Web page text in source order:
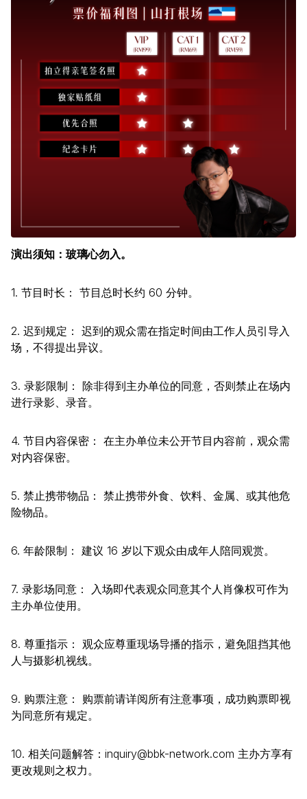
演出须知：玻璃心勿入。
1. 节目时长： 节目总时长约 60 分钟。
2. 迟到规定： 迟到的观众需在指定时间由工作人员引导入
场，不得提出异议。
3. 录影限制： 除非得到主办单位的同意，否则禁止在场内
进行录影、录音。
4. 节目内容保密： 在主办单位未公开节目内容前，观众需
对内容保密。
5. 禁止携带物品： 禁止携带外食、饮料、金属、或其他危
险物品。
6. 年龄限制： 建议 16 岁以下观众由成年人陪同观赏。
7. 录影场同意： 入场即代表观众同意其个人肖像权可作为
主办单位使用。
8. 尊重指示： 观众应尊重现场导播的指示，避免阻挡其他
人与摄影机视线。
9. 购票注意： 购票前请详阅所有注意事项，成功购票即视
为同意所有规定。
10. 相关问题解答：inquiry@bbk-network.com 主办方享有
更改规则之权力。